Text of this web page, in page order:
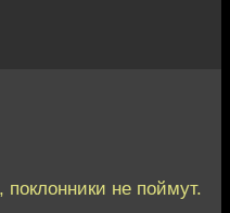
не поймут.